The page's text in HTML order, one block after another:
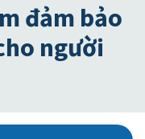
đảm bảo
người